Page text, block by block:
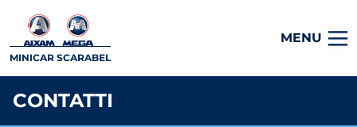
MINICAR SCARABEL
MENU
CONTATTI